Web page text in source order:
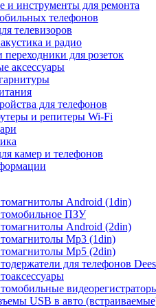
и инструменты для ремонта
телефонов
телевизоров
и радио
для розеток
аксессуары
для телефонов
и репитеры Wi-Fi
камер и телефонов
Android (1din)
ПЗУ
Android (2din)
Mp3 (1din)
Mp5 (2din)
для телефонов
USB в авто